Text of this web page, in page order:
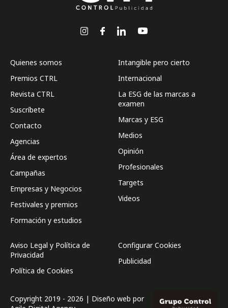
Quienes somos
Premios CTRL
Revista CTRL
Suscríbete
Contacto
Agencias
Área de expertos
Campañas
Empresas y Negocios
Festivales y premios
Formación y estudios
Intangible pero cierto
Internacional
La ESG de las marcas a
examen
Marcas y ESG
Medios
Opinión
Profesionales
Targets
Videos
Aviso Legal y Política de
Privacidad
Política de Cookies
Configurar Cookies
Publicidad
Copyright 2019 - 2026 | Diseño web por